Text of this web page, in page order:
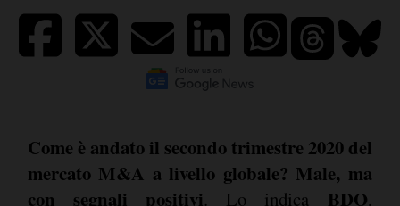
Come è andato il secondo trimestre 2020 del
mercato M&A a livello globale? Male, ma
con segnali positivi. Lo indica BDO,